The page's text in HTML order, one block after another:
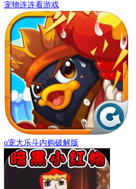
宠物连连看游戏
q宠大乐斗内购破解版